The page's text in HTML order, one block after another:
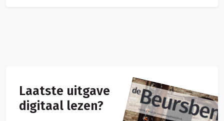
Laatste uitgave
digitaal lezen?